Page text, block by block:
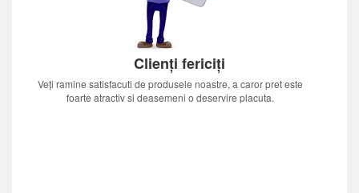
Clienți fericiți
Veți ramine satisfacuti de produsele noastre, a caror pret este
foarte atractiv si deasemeni o deservire placuta.